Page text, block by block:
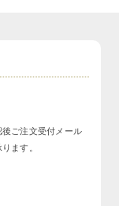
ご注文受付メール
ます。